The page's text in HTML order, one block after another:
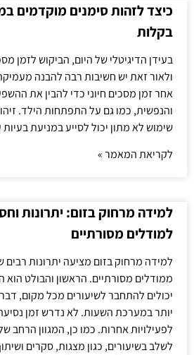
כיצד לזהות סימנים מוקדמים
בקלות
בעידן הדיגיטלי של היום, הביקוש לזמן
ולאור זאת יש חשיבות רבה להבנה
אחר זמן מסכים חיוני כדי להבין את
והנפשית, כמו גם על התפתחות הילד.
שימוש לא מתון יכול לסייע במניעת בעיות
לקריאת המאמר »
למידה מרחוק בזום: יתרונות
למודלים מסורתיים
למידה מרחוק בזום מציעה יתרונות רבים
ממודלים מסורתיים. הראשון והבולט הוא
יכולים להתחבר לשיעורים מכל מקום,
יותר במערכת השעות. לא נדרש זמן
לפעילויות אחרות. כמו כן, המגוון הרחב
לשלב בשיעורים, כגון מצגות, סקרים